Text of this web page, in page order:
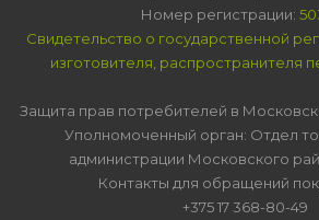
Номер регистрации:
Свидетельство о государственной
изготовителя, распространителя
Защита прав потребителей в
Уполномоченный орган: Отдел
администрации Московского
Контакты для обращений
+375 17 368-80-49